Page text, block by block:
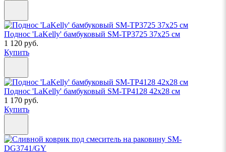
Поднос 'LaKelly' бамбуковый SM-TP3725 37x25 см
1 120 руб.
Купить
Поднос 'LaKelly' бамбуковый SM-TP4128 42x28 см
1 170 руб.
Купить